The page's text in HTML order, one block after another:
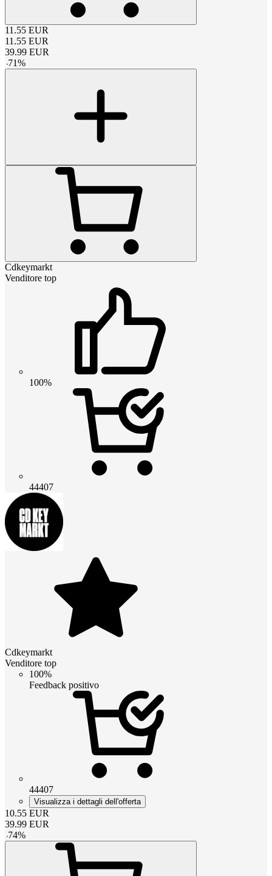
11.55 EUR
11.55 EUR
39.99 EUR
-71%
Cdkeymarkt
Venditore top
100%
44407
Cdkeymarkt
Venditore top
100%
Feedback positivo
44407
Visualizza i dettagli dell'offerta
10.55 EUR
39.99 EUR
-74%